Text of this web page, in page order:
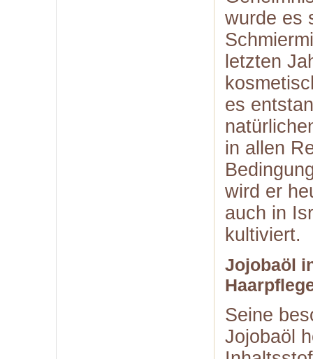
wurde es
letzten
es
in allen
wird er
auch in
kultiviert.
Jojobaöl
Seine
Jojobaöl